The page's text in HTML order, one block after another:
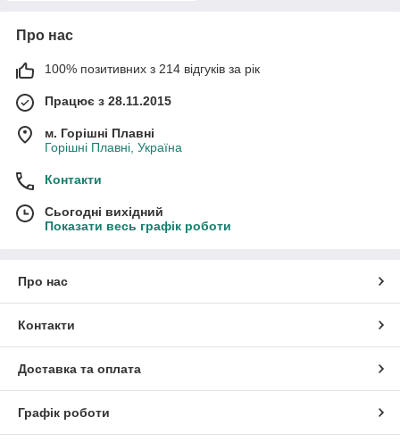
Про нас
100% позитивних з 214 відгуків за рік
Працює з 28.11.2015
м. Горішні Плавні
Горішні Плавні, Україна
Контакти
Сьогодні вихідний
Показати весь графік роботи
Про нас
Контакти
Доставка та оплата
Графік роботи